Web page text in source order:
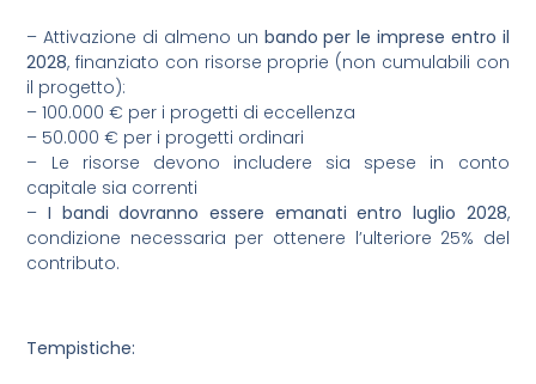
– Attivazione di almeno un bando per le imprese entro il
2028, finanziato con risorse proprie (non cumulabili con
il progetto):
– 100.000 € per i progetti di eccellenza
– 50.000 € per i progetti ordinari
– Le risorse devono includere sia spese in conto
capitale sia correnti
– I bandi dovranno essere emanati entro luglio 2028,
condizione necessaria per ottenere l’ulteriore 25% del
contributo.
Tempistiche: